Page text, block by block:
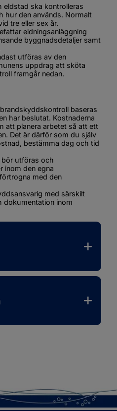
eldstad ska kontrolleras
hur den används. Normalt
tre eller sex år.
eldningsanläggning
byggnadsdetaljer samt
utföras av den
uppdrag att sköta
framgår nedan.
baseras
har beslutat. Kostnaderna
att planera arbetet så att ett
Det är därför som du själv
bestämma dag och tid
bör utföras och
inom den egna
med den
med särskilt
dokumentation inom